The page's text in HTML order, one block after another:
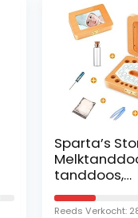
Sparta’s
tanddoos,
tanddoos,
Reeds Verkocht: